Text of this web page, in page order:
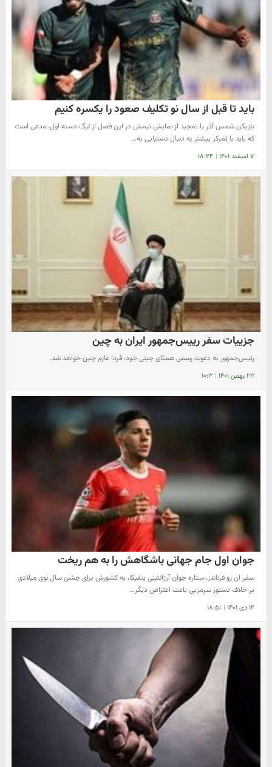
باید تا قبل از سال نو تکلیف صعود را یکسره کنیم
بازیکن شمس آذر با تمجید از نمایش تیمش در این فصل از لیگ دسته اول، مدعی است
که باید با تمرکز بیشتر به دنبال دستیابی به…
۷ اسفند ۱۴۰۱ | ۱۸:۲۴
جزییات سفر رییس‌جمهور ایران به چین
رئیس‌جمهور به دعوت رسمی همتای چینی خود، فردا عازم چین خواهد شد.
۲۳ بهمن ۱۴۰۱ | ۱۰:۳
جوان اول جام جهانی باشگاهش را به هم ریخت
سفر ان زو فرناندز، ستاره جوان آرژانتینی بنفیکا، به کشورش برای جشن سال نوی میلادی
بر خلاف دستور سرمربی باعث اعتراض دیگر…
۱۲ دی ۱۴۰۱ | ۱۸:۵۱